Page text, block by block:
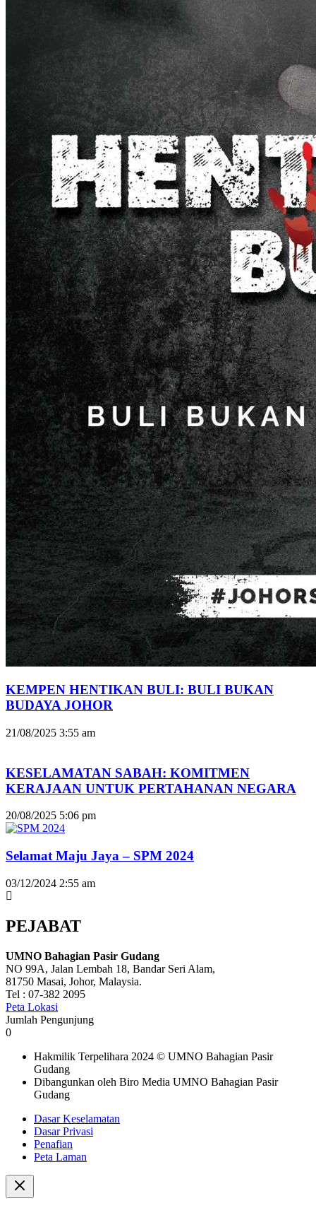
KEMPEN HENTIKAN BULI: BULI BUKAN
BUDAYA JOHOR
21/08/2025 3:55 am
KESELAMATAN SABAH: KOMITMEN
KERAJAAN UNTUK PERTAHANAN NEGARA
20/08/2025 5:06 pm
Selamat Maju Jaya – SPM 2024
03/12/2024 2:55 am
PEJABAT
UMNO Bahagian Pasir Gudang
NO 99A, Jalan Lembah 18, Bandar Seri Alam,
81750 Masai, Johor, Malaysia.
Tel : 07-382 2095
Peta Lokasi
Jumlah Pengunjung
0
Hakmilik Terpelihara 2024 © UMNO Bahagian Pasir
Gudang
Dibangunkan oleh Biro Media UMNO Bahagian Pasir
Gudang
Dasar Keselamatan
Dasar Privasi
Penafian
Peta Laman